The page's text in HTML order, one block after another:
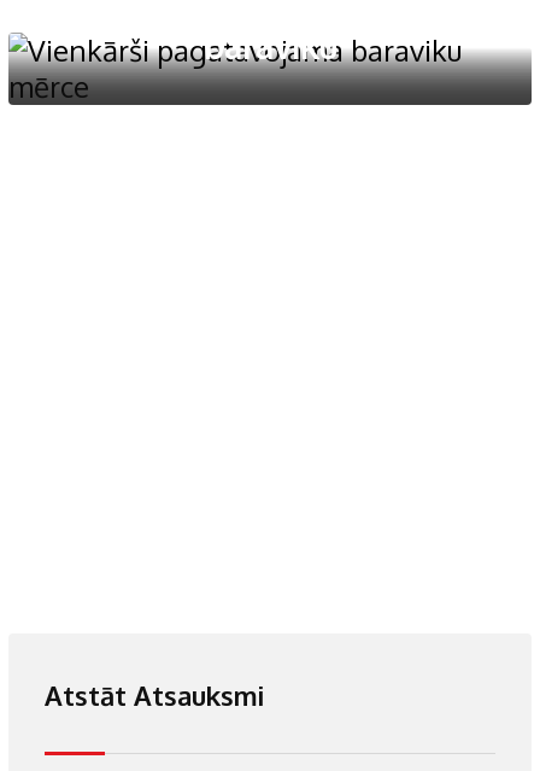
baraviku
Atstāt Atsauksmi